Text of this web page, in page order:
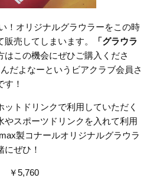
！オリジナルグラウラーをこの時
売してしまいます。
「グラウラ
はこの機会にぜひご購入くださ
だよなーというビアクラブ会員さ
す！
トドリンクで利用していただく
やスポーツドリンクを入れて利用
製コナールオリジナルグラウラ
にぜひ！
5,760